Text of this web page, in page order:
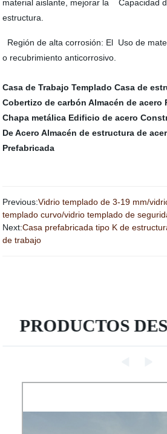
material aislante, mejorar la Capacidad
estructura.
Región de alta corrosión: El Uso de
o recubrimiento anticorrosivo.
Casa de Trabajo Templado Casa de
Cobertizo de carbón Almacén de acero
Chapa metálica Edificio de acero
De Acero Almacén de estructura de
Prefabricada
Previous:Vidrio templado de 3-19 mm/
templado curvo/vidrio templado de
Next:Casa prefabricada tipo K de
de trabajo
PRODUCTOS